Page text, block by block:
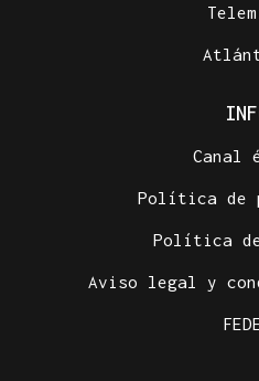
Canal
Política de
Política
Aviso legal y